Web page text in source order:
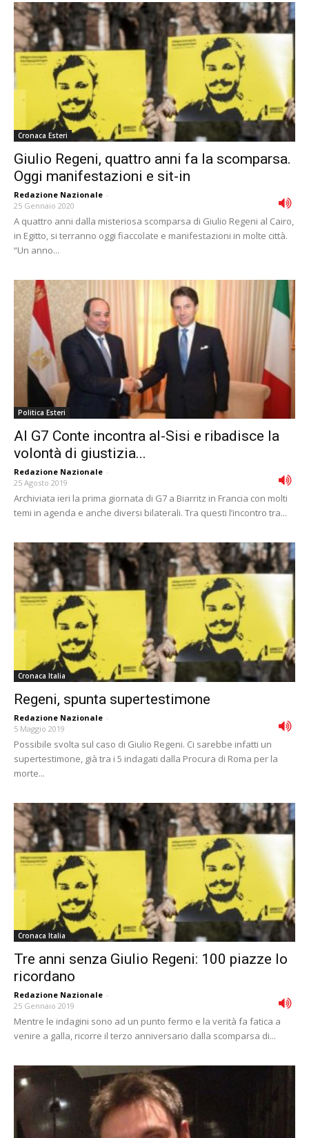
Cronaca Esteri
Giulio Regeni, quattro anni fa la scomparsa.
Oggi manifestazioni e sit-in
Redazione Nazionale -
25 Gennaio 2020
A quattro anni dalla misteriosa scomparsa di Giulio Regeni al Cairo,
in Egitto, si terranno oggi fiaccolate e manifestazioni in molte città.
“Un anno...
Politica Esteri
Al G7 Conte incontra al-Sisi e ribadisce la
volontà di giustizia...
Redazione Nazionale -
25 Agosto 2019
Archiviata ieri la prima giornata di G7 a Biarritz in Francia con molti
temi in agenda e anche diversi bilaterali. Tra questi l’incontro tra...
Cronaca Italia
Regeni, spunta supertestimone
Redazione Nazionale -
5 Maggio 2019
Possibile svolta sul caso di Giulio Regeni. Ci sarebbe infatti un
supertestimone, già tra i 5 indagati dalla Procura di Roma per la
morte...
Cronaca Italia
Tre anni senza Giulio Regeni: 100 piazze lo
ricordano
Redazione Nazionale -
25 Gennaio 2019
Mentre le indagini sono ad un punto fermo e la verità fa fatica a
venire a galla, ricorre il terzo anniversario dalla scomparsa di...